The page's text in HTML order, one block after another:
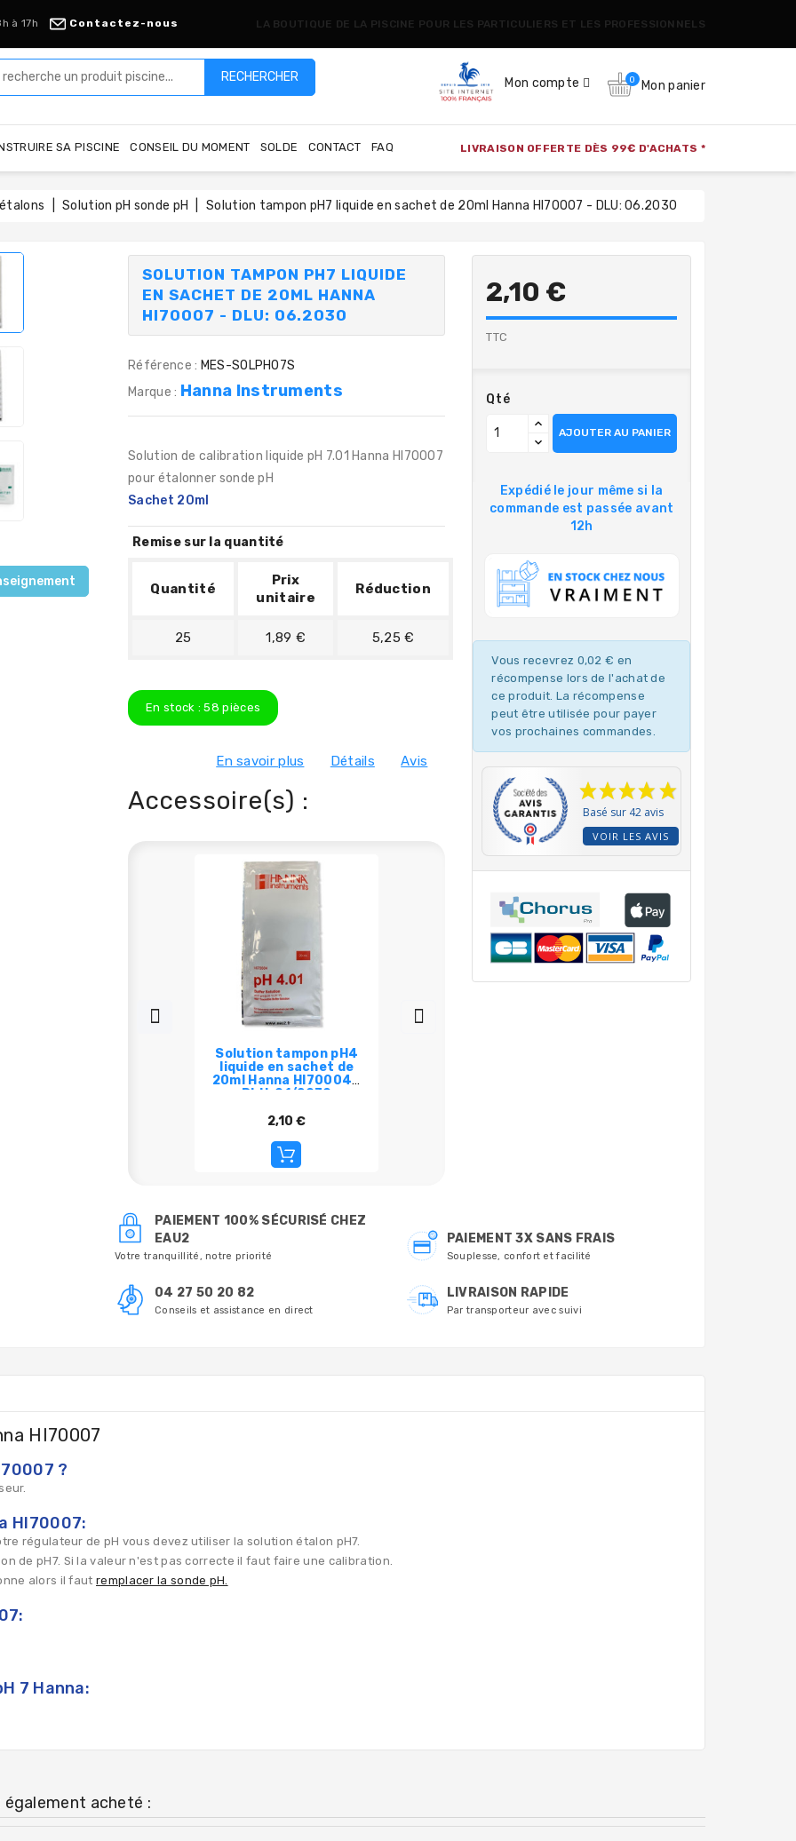
à 17h Contactez-nous LA BOUTIQUE DE LA PISCINE POUR LES PARTICULIERS ET LES PROFESSIONNELS
RECHERCHER Mon compte 0 Mon panier
SA PISCINE CONSEIL DU MOMENT SOLDE CONTACT FAQ LIVRAISON OFFERTE DÈS 99€ D'ACHATS *
Solution pH sonde pH Solution tampon pH7 liquide en sachet de 20ml Hanna HI70007 - DLU: 06.2030
SOLUTION TAMPON PH7 LIQUIDE
EN SACHET DE 20ML HANNA
HI70007 - DLU: 06.2030
Référence : MES-SOLPH07S
Marque : Hanna Instruments
Solution de calibration liquide pH 7.01 Hanna HI70007
pour étalonner sonde pH
Sachet 20ml
Remise sur la quantité
Quantité
Prix
unitaire
Réduction
25 1,89 € 5,25 €
En stock :58 pièces
En savoir plus Détails Avis
Accessoire(s) :
Solution tampon pH4
liquide en sachet de
20ml Hanna HI70004 -
DLU: 01/2030
2,10 €
2,10 €
TTC
Qté
AJOUTER AU PANIER
Expédié le jour même si la
commande est passée avant
12h
Vous recevrez 0,02 € en
récompense lors de l'achat de
ce produit. La récompense
peut être utilisée pour payer
vos prochaines commandes.
Basé sur 42 avis
VOIR LES AVIS
PAIEMENT 100% SÉCURISÉ CHEZ
EAU2
Votre tranquillité, notre priorité
PAIEMENT 3X SANS FRAIS
Souplesse, confort et facilité
04 27 50 20 82
Conseils et assistance en direct
LIVRAISON RAPIDE
Par transporteur avec suivi
HI70007
?
HI70007:
régulateur de pH vous devez utiliser la solution étalon pH7.
de pH7. Si la valeur n'est pas correcte il faut faire une calibration.
alors il faut remplacer la sonde pH.
7 Hanna:
acheté :